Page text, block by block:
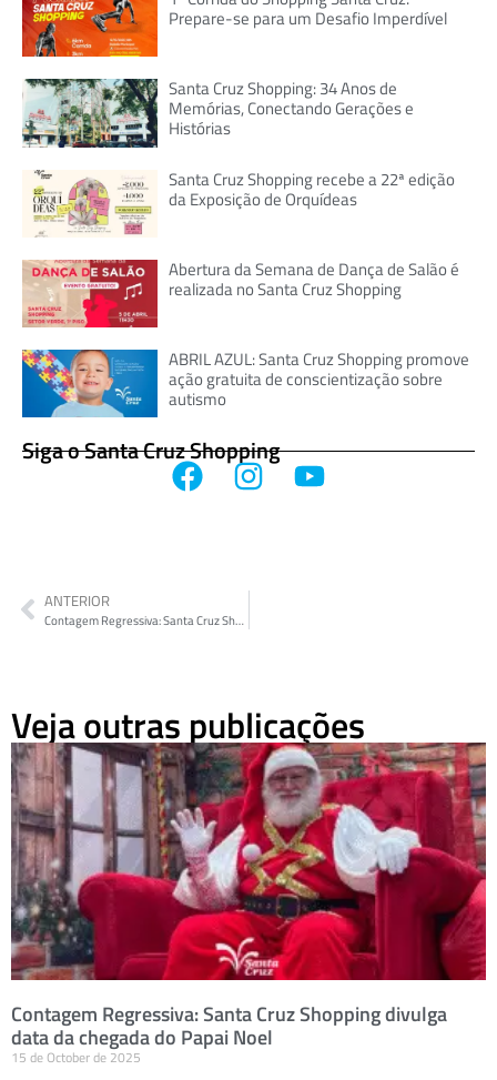
Prepare-se para um Desafio Imperdível
Santa Cruz Shopping: 34 Anos de
Memórias, Conectando Gerações e
Histórias
Santa Cruz Shopping recebe a 22ª edição
da Exposição de Orquídeas
Abertura da Semana de Dança de Salão é
realizada no Santa Cruz Shopping
ABRIL AZUL: Santa Cruz Shopping promove
ação gratuita de conscientização sobre
autismo
Siga o Santa Cruz Shopping
ANTERIOR
Contagem Regressiva: Santa Cruz Shopping divulga data da chegada do Papai Noel
Veja outras publicações
Contagem Regressiva: Santa Cruz Shopping divulga
data da chegada do Papai Noel
15 de October de 2025